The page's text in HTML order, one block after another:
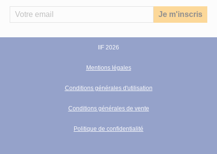
IIF 2026
Mentions légales
Conditions générales d'utilisation
Conditions générales de vente
Politique de confidentialité